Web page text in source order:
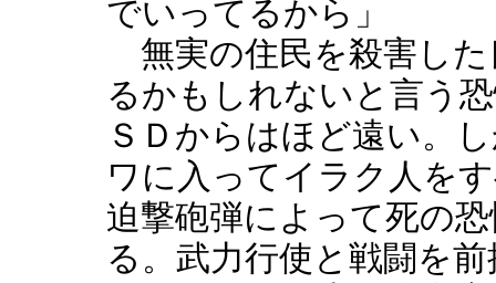
でいってるから」
無実の住民を殺害した
るかもしれないと言う
ＳＤからはほど遠い。
ワに入ってイラク人を
迫撃砲弾によって死の
る。武力行使と戦闘を